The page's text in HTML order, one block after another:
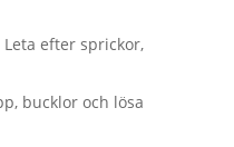
efter sprickor,
bucklor och lösa